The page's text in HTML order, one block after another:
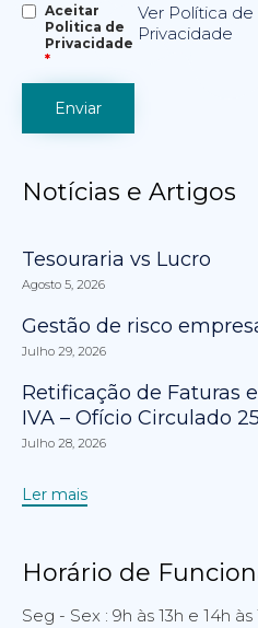
Aceitar
Politica de
Privacidade
*
Ver Política de
Privacidade
Notícias e Artigos
Tesouraria vs Lucro
Agosto 5, 2026
Gestão de risco
Julho 29, 2026
Retificação de Faturas
IVA – Ofício Circulado
Julho 28, 2026
Ler mais
Horário de
Seg - Sex : 9h às 13h e 14h às